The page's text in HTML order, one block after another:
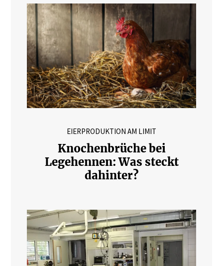
EIERPRODUKTION AM LIMIT
Knochenbrüche bei
Legehennen: Was steckt
dahinter?